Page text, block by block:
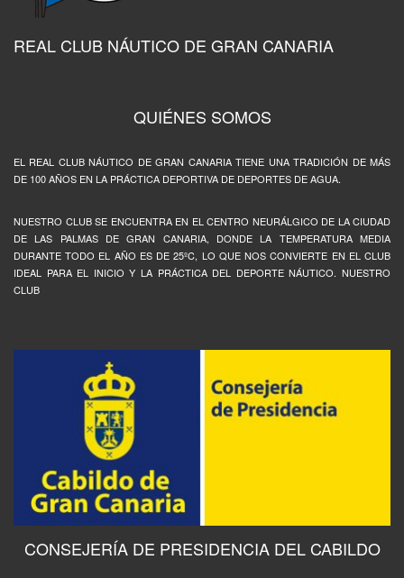
REAL CLUB NÁUTICO DE GRAN CANARIA
QUIÉNES SOMOS
EL REAL CLUB NÁUTICO DE GRAN CANARIA TIENE UNA TRADICIÓN DE MÁS
DE 100 AÑOS EN LA PRÁCTICA DEPORTIVA DE DEPORTES DE AGUA.
NUESTRO CLUB SE ENCUENTRA EN EL CENTRO NEURÁLGICO DE LA CIUDAD
DE LAS PALMAS DE GRAN CANARIA, DONDE LA TEMPERATURA MEDIA
DURANTE TODO EL AÑO ES DE 25ºC, LO QUE NOS CONVIERTE EN EL CLUB
IDEAL PARA EL INICIO Y LA PRÁCTICA DEL DEPORTE NÁUTICO. NUESTRO
CLUB
CONSEJERÍA DE PRESIDENCIA DEL CABILDO